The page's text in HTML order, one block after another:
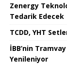
Zenergy
Tedarik Edecek
TCDD, YHT
İBB’nin
Yenileniyor